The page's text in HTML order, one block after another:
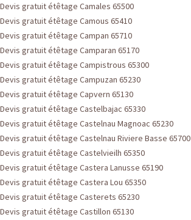
Devis gratuit étêtage Camales 65500
Devis gratuit étêtage Camous 65410
Devis gratuit étêtage Campan 65710
Devis gratuit étêtage Camparan 65170
Devis gratuit étêtage Campistrous 65300
Devis gratuit étêtage Campuzan 65230
Devis gratuit étêtage Capvern 65130
Devis gratuit étêtage Castelbajac 65330
Devis gratuit étêtage Castelnau Magnoac 65230
Devis gratuit étêtage Castelnau Riviere Basse 65700
Devis gratuit étêtage Castelvieilh 65350
Devis gratuit étêtage Castera Lanusse 65190
Devis gratuit étêtage Castera Lou 65350
Devis gratuit étêtage Casterets 65230
Devis gratuit étêtage Castillon 65130